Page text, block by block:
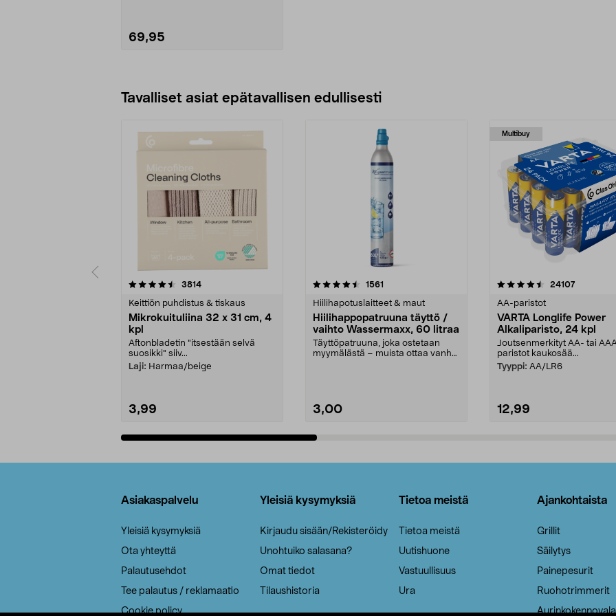
69,95
Tavalliset asiat epätavallisen edullisesti
3814arvostelut
Keittiön puhdistus & tiskaus
Mikrokuituliina 32 x 31 cm, 4
kpl
Aftonbladetin "itsestään selvä
suosikki" siiv...
Laji: Harmaa/beige
3,99
4.5viidestä
1561
Hiilihapotuslaitteet & maut
Hiilihappopatruuna täyttö /
vaihto Wassermaxx, 60 litraa
Täyttöpatruuna, joka ostetaan
myymälästä – muista ottaa vanha
3,00
Multibuy
4.5viidestä
24107arvostelut
AA-paristot
VARTA Longlife Power
Alkaliparisto, 24 kpl
Joutsenmerkityt AA- tai
paristot kaukosää...
Tyyppi: AA/LR6
12,99
4.5viidestä
Asiakaspalvelu
Yleisiä kysymyksiä
Ota yhteyttä
Palautusehdot
Tee palautus / reklamaatio
Cookie policy
Yleisiä kysymyksiä
Kirjaudu sisään/Rekisteröidy
Unohtuiko salasana?
Omat tiedot
Tilaushistoria
Tietoa meistä
Tietoa meistä
Uutishuone
Vastuullisuus
Ura
Ajankohtaista
Grillit
Säilytys
Painepesurit
Ruohotrimmerit